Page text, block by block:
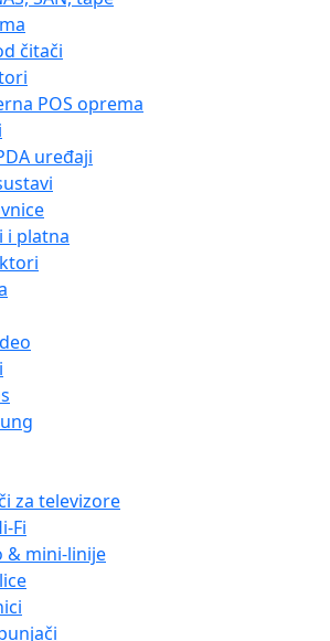
čitači
POS oprema
uređaji
i platna
za televizore
Fi
& mini-linije